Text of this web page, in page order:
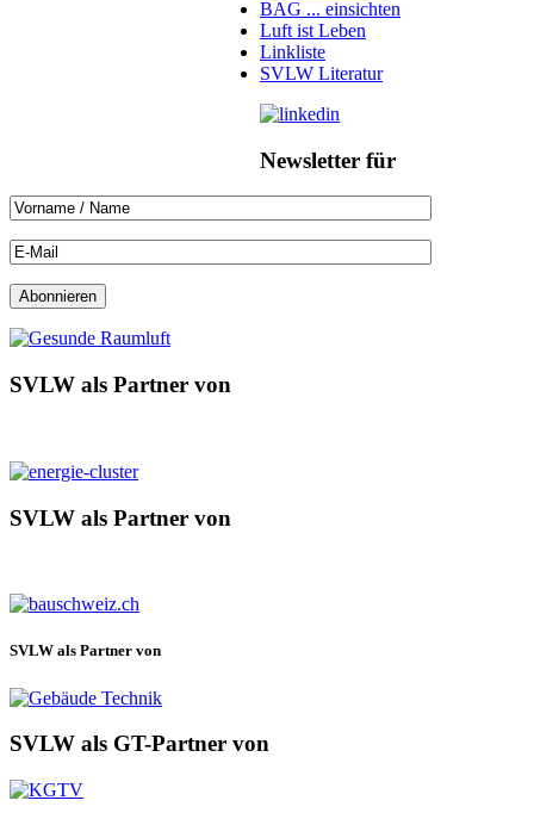
BAG ... einsichten
Luft ist Leben
Linkliste
SVLW Literatur
Newsletter für
SVLW als Partner von
SVLW als Partner von
SVLW als Partner von
SVLW als GT-Partner von